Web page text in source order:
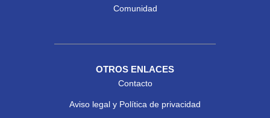
Comunidad
OTROS ENLACES
Contacto
Aviso legal y Política de privacidad